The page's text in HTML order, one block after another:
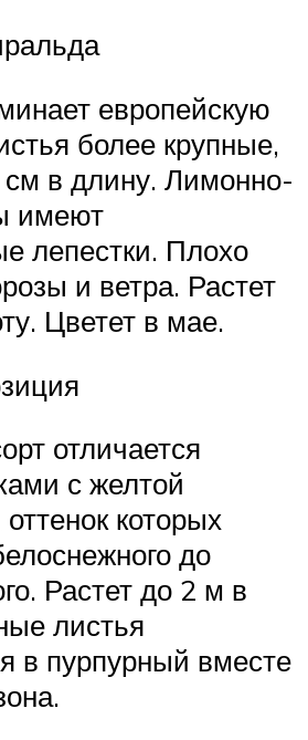
европейскую
более крупные,
см в длину. Лимонно-
имеют
лепестки. Плохо
и ветра. Растет
Цветет в мае.
отличается
с желтой
которых
до
Растет до 2 м в
листья
в пурпурный вместе